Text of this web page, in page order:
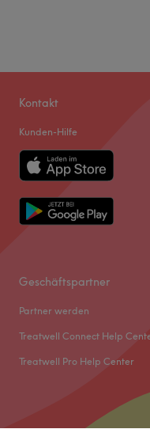
Kontakt
Kunden-Hilfe
Geschäftspartner
Partner werden
Treatwell Connect Help
Treatwell Pro Help Center